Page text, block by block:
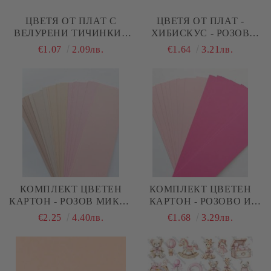
ЦВЕТЯ ОТ ПЛАТ С
ВЕЛУРЕНИ ТИЧИНКИ -
РОЗОВО - 6 БР.
€1.07 2.09лв.
ЦВЕТЯ ОТ ПЛАТ -
ХИБИСКУС - РОЗОВ
МЕНАЖ С ТИЧИНКИ
€1.64 3.21лв.
КОМПЛЕКТ ЦВЕТЕН
КАРТОН - РОЗОВ МИКС -
6,70 Х 30 СМ - 37 БР.
€2.25 4.40лв.
КОМПЛЕКТ ЦВЕТЕН
КАРТОН - РОЗОВО И
ЦИКЛАМА МИКС - 6,70
€1.68 3.29лв.